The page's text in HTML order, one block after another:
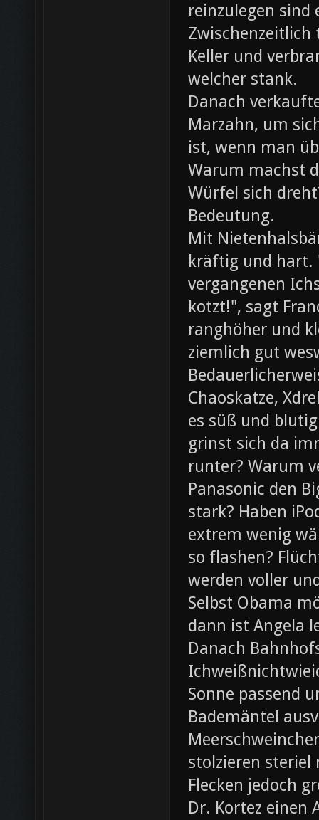
reinzulegen sind
Zwischenzeitlich
Keller und
welcher stank.
Danach
Marzahn, um
ist, wenn man
Warum machst
Würfel sich
Bedeutung.
Mit
kräftig und hart.
vergangenen
kotzt!", sagt
ranghöher und
ziemlich gut
Chaoskatze,
es süß und
grinst sich da
runter? Warum
Panasonic den
stark? Haben
extrem wenig
so flashen?
werden voller
Selbst Obama
dann ist Angela
Danach
Sonne passend
Bademäntel
stolzieren steriel
Flecken jedoch
Dr. Kortez einen